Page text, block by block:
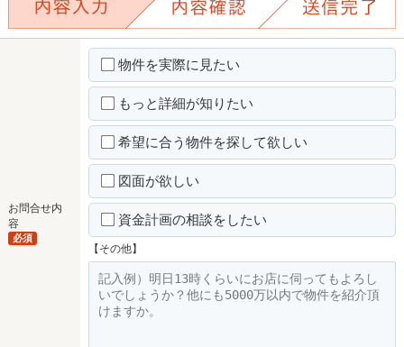
お問合せ内
容
必須
物件を実際に見たい
もっと詳細が知りたい
希望に合う物件を探して欲しい
図面が欲しい
資金計画の相談をしたい
【その他】